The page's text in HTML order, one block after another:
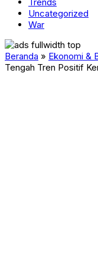
Uncategorized
War
Beranda » Ekonomi &
Tengah Tren Positif